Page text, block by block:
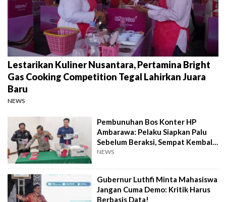
Lestarikan Kuliner Nusantara, Pertamina Bright
Gas Cooking Competition Tegal Lahirkan Juara
Baru
NEWS
Pembunuhan Bos Konter HP
Ambarawa: Pelaku Siapkan Palu
Sebelum Beraksi, Sempat Kembali
Datangi TKP
NEWS
Gubernur Luthfi Minta Mahasiswa
Jangan Cuma Demo: Kritik Harus
Berbasis Data!